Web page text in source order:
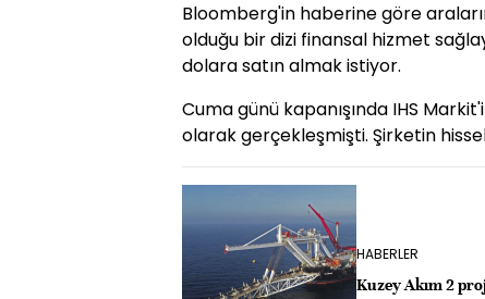
Bloomberg'in haberine göre
olduğu bir dizi finansal hizmet
dolara satın almak istiyor.
Cuma günü kapanışında IHS
olarak gerçekleşmişti. Şirketin
HABERLER
Kuzey Akım 2